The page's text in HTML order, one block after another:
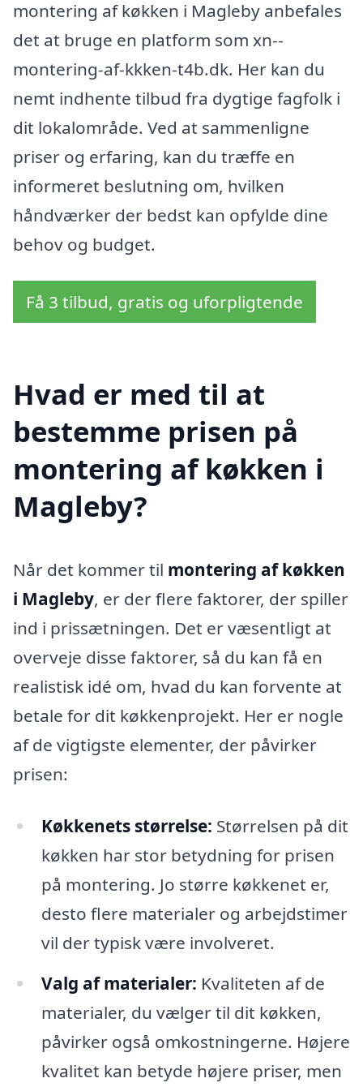
montering af køkken i Magleby anbefales
det at bruge en platform som xn--
montering-af-kkken-t4b.dk. Her kan du
nemt indhente tilbud fra dygtige fagfolk i
dit lokalområde. Ved at sammenligne
priser og erfaring, kan du træffe en
informeret beslutning om, hvilken
håndværker der bedst kan opfylde dine
behov og budget.
Få 3 tilbud, gratis og uforpligtende
Hvad er med til at
bestemme prisen på
montering af køkken i
Magleby?
Når det kommer til montering af køkken
i Magleby, er der flere faktorer, der spiller
ind i prissætningen. Det er væsentligt at
overveje disse faktorer, så du kan få en
realistisk idé om, hvad du kan forvente at
betale for dit køkkenprojekt. Her er nogle
af de vigtigste elementer, der påvirker
prisen:
Køkkenets størrelse: Størrelsen på dit
køkken har stor betydning for prisen
på montering. Jo større køkkenet er,
desto flere materialer og arbejdstimer
vil der typisk være involveret.
Valg af materialer: Kvaliteten af de
materialer, du vælger til dit køkken,
påvirker også omkostningerne. Højere
kvalitet kan betyde højere priser, men